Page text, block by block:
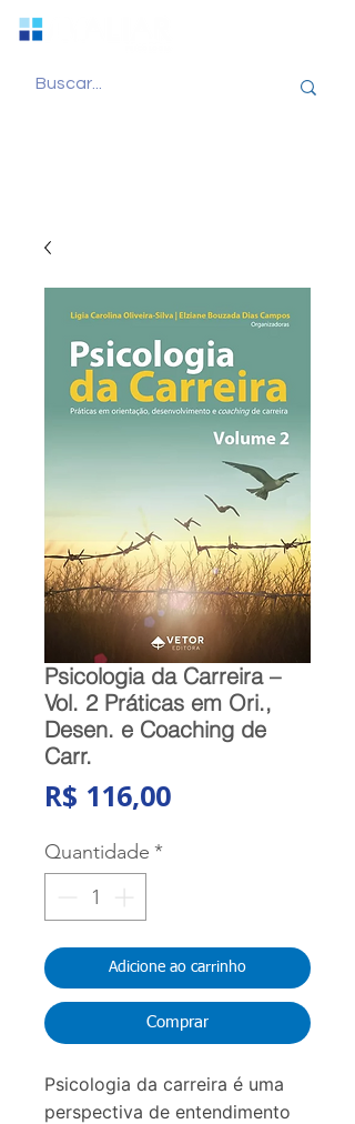
Psicologia da Carreira –
Vol. 2 Práticas em Ori.,
Desen. e Coaching de
Carr.
R$ 116,00Preço
Quantidade *
Adicione ao carrinho
Comprar
Psicologia da carreira é uma
perspectiva de entendimento